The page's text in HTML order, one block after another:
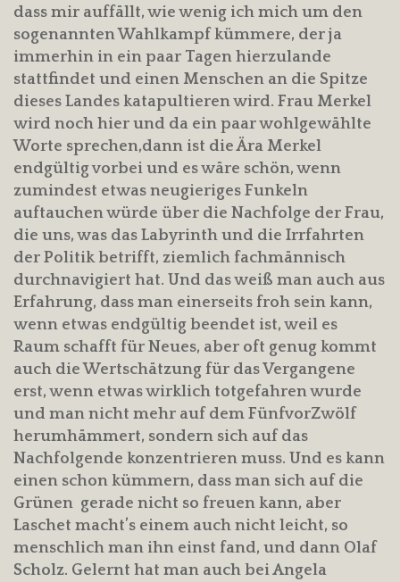
dass mir auffällt, wie wenig ich mich um den
sogenannten Wahlkampf kümmere, der ja
immerhin in ein paar Tagen hierzulande
stattfindet und einen Menschen an die Spitze
dieses Landes katapultieren wird. Frau Merkel
wird noch hier und da ein paar wohlgewählte
Worte sprechen,dann ist die Ära Merkel
endgültig vorbei und es wäre schön, wenn
zumindest etwas neugieriges Funkeln
auftauchen würde über die Nachfolge der Frau,
die uns, was das Labyrinth und die Irrfahrten
der Politik betrifft, ziemlich fachmännisch
durchnavigiert hat. Und das weiß man auch aus
Erfahrung, dass man einerseits froh sein kann,
wenn etwas endgültig beendet ist, weil es
Raum schafft für Neues, aber oft genug kommt
auch die Wertschätzung für das Vergangene
erst, wenn etwas wirklich totgefahren wurde
und man nicht mehr auf dem FünfvorZwölf
herumhämmert, sondern sich auf das
Nachfolgende konzentrieren muss. Und es kann
einen schon kümmern, dass man sich auf die
Grünen gerade nicht so freuen kann, aber
Laschet macht’s einem auch nicht leicht, so
menschlich man ihn einst fand, und dann Olaf
Scholz. Gelernt hat man auch bei Angela